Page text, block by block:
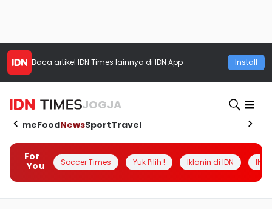
Baca artikel IDN Times lainnya di IDN App Install
JOGJA
HomeFoodNewsSportTravel
For
You
Soccer Times Yuk Pilih ! Iklanin di IDN